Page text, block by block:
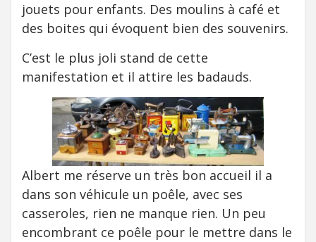
jouets pour enfants. Des moulins à café et
des boites qui évoquent bien des souvenirs.
C’est le plus joli stand de cette
manifestation et il attire les badauds.
Albert me réserve un très bon accueil il a
dans son véhicule un poêle, avec ses
casseroles, rien ne manque rien. Un peu
encombrant ce poêle pour le mettre dans le